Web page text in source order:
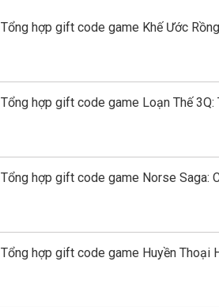
Tổng hợp gift code game Khế Ước
Tổng hợp gift code game Loạn Thế
Tổng hợp gift code game Norse Saga:
Tổng hợp gift code game Huyền Thoại